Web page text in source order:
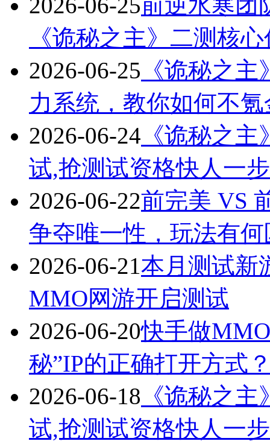
《诡秘之主》二测核
2026-06-25 《诡秘之
力系统，教你如何不氪
2026-06-24 《诡秘之
试,抢测试资格快人一
2026-06-22前完美 VS
争夺唯一性，玩法有
2026-06-21本月测试新
MMO网游开启测试
2026-06-20快手做
秘”IP的正确打开方式
2026-06-18 《诡秘之
试,抢测试资格快人一